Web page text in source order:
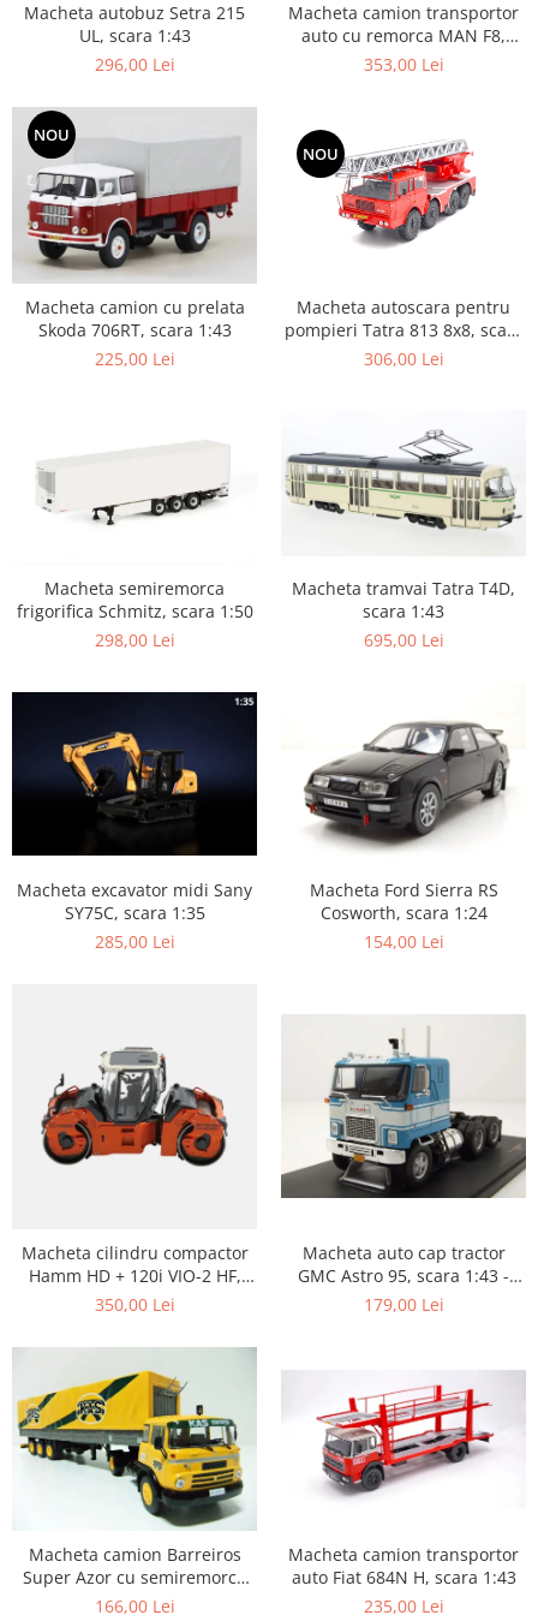
Macheta autobuz Setra 215
UL, scara 1:43
296,00 Lei
Macheta camion transportor
auto cu remorca MAN F8,
scara 1:43
353,00 Lei
NOU
Macheta camion cu prelata
Skoda 706RT, scara 1:43
225,00 Lei
NOU
Macheta autoscara pentru
pompieri Tatra 813 8x8, scara
1:43
306,00 Lei
Macheta semiremorca
frigorifica Schmitz, scara 1:50
298,00 Lei
Macheta tramvai Tatra T4D,
scara 1:43
695,00 Lei
Macheta excavator midi Sany
SY75C, scara 1:35
285,00 Lei
Macheta Ford Sierra RS
Cosworth, scara 1:24
154,00 Lei
Macheta cilindru compactor
Hamm HD + 120i VIO-2 HF,
scara 1:50
350,00 Lei
Macheta auto cap tractor
GMC Astro 95, scara 1:43 -
Copie
179,00 Lei
Macheta camion Barreiros
Super Azor cu semiremorca
cu prelata, scara 1:43
166,00 Lei
Macheta camion transportor
auto Fiat 684N H, scara 1:43
235,00 Lei